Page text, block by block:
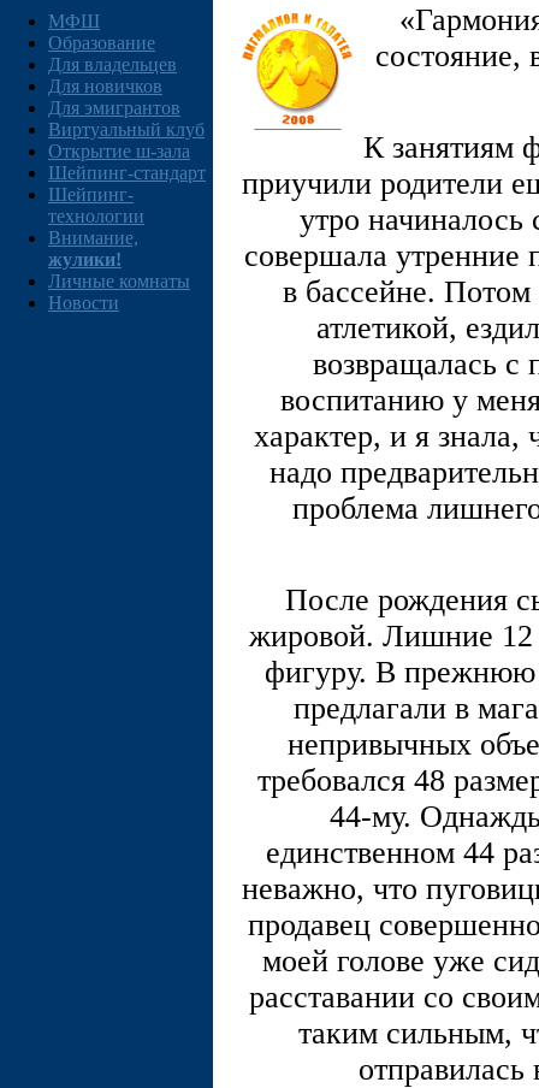
МФШ
Образование
Для владельцев
Для новичков
Для эмигрантов
Виртуальный клуб
Открытие ш-зала
Шейпинг-стандарт
Шейпинг-
технологии
Внимание,
жулики!
Личные комнаты
Новости
состояние,
К занятиям
приучили родители
утро начиналось
совершала утренние
в бассейне. Потом
атлетикой,
возвращалась с
воспитанию у
характер, и я знала,
надо
проблема
После рождения
жировой. Лишние 12
фигуру. В прежнюю
предлагали в
непривычных
требовался 48
44-му.
единственном 44
неважно, что
продавец
моей голове уже
расставании со
таким сильным,